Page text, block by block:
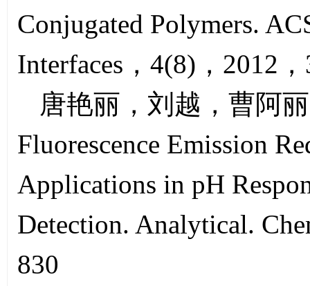
Conjugated Polymers.
Interfaces，4(8)，2012
唐艳丽，刘越，曹阿丽
Fluorescence Emission
Applications in pH
Detection. Analytical.
830